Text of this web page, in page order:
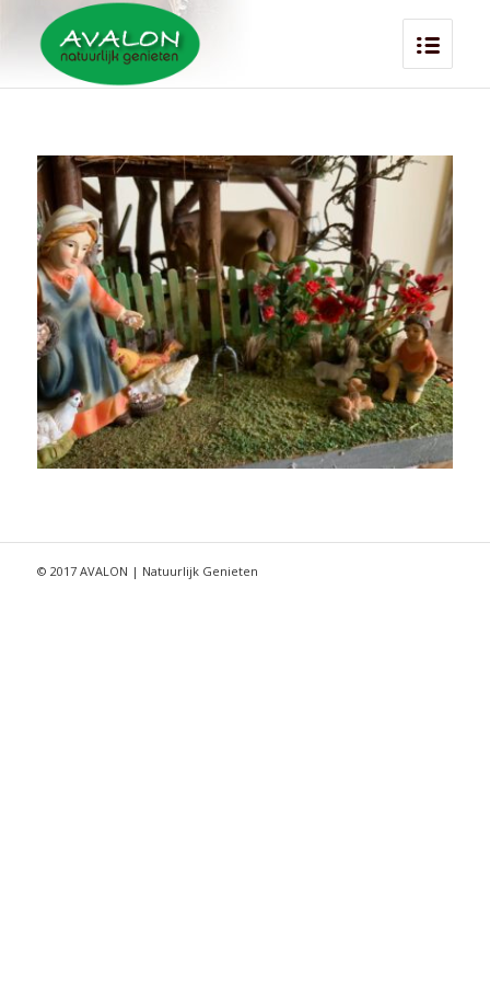
© 2017 AVALON | Natuurlijk Genieten